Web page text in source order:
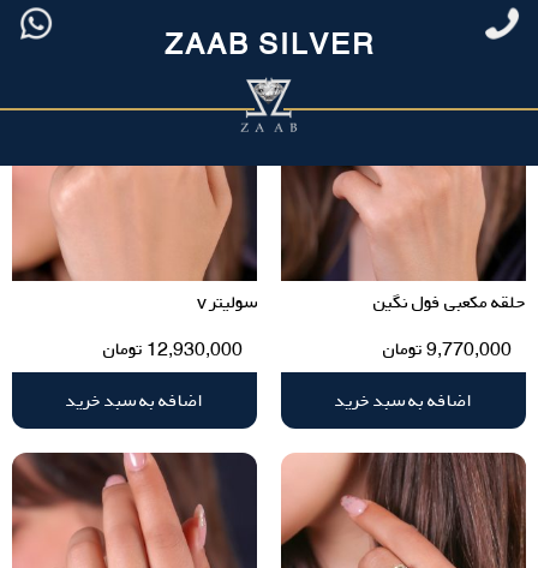
ZAAB SILVER
حلقه مکعبی فول نگین
9,770,000تومان
اضافه به سبد خرید
سولیتر v
12,930,000 تومان
اضافه به سبد خرید